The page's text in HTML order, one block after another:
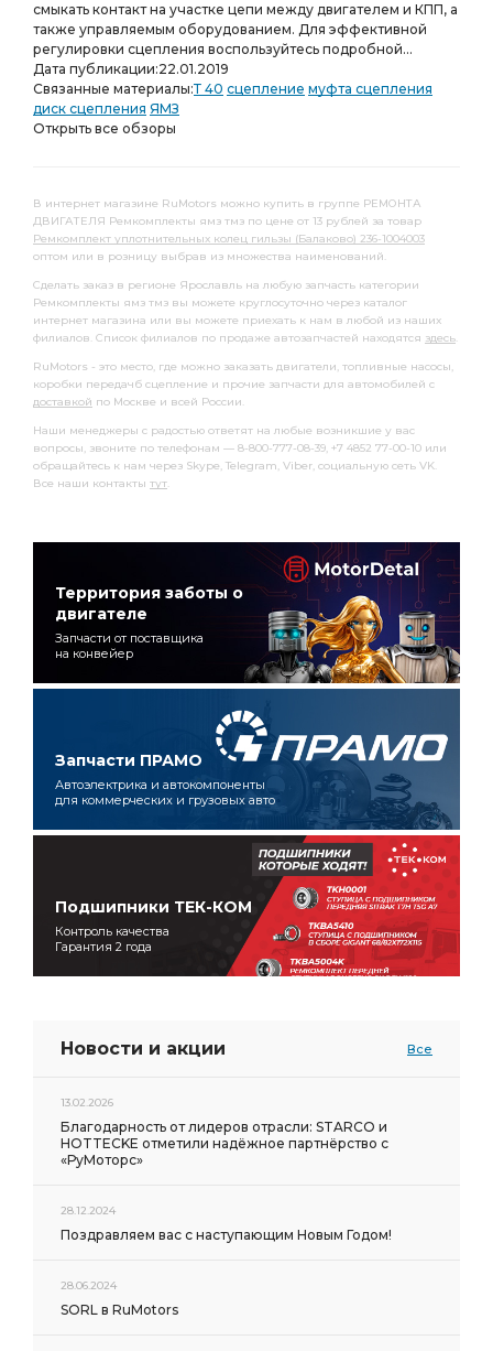
смыкать контакт на участке цепи между двигателем и КПП, а
также управляемым оборудованием. Для эффективной
регулировки сцепления воспользуйтесь подробной...
Дата публикации:22.01.2019
Связанные материалы:Т 40 сцепление муфта сцепления
диск сцепления ЯМЗ
Открыть все обзоры
В интернет магазине RuMotors можно купить в группе РЕМОНТА
ДВИГАТЕЛЯ Ремкомплекты ямз тмз по цене от 13 рублей за товар
Ремкомплект уплотнительных колец гильзы (Балаково) 236-1004003
оптом или в розницу выбрав из множества наименований.
Сделать заказ в регионе Ярославль на любую запчасть категории
Ремкомплекты ямз тмз вы можете круглосуточно через каталог
интернет магазина или вы можете приехать к нам в любой из наших
филиалов. Список филиалов по продаже автозапчастей находятся здесь.
RuMotors - это место, где можно заказать двигатели, топливные насосы,
коробки передачб сцепление и прочие запчасти для автомобилей с
доставкой по Москве и всей России.
Наши менеджеры с радостью ответят на любые возникшие у вас
вопросы, звоните по телефонам — 8-800-777-08-39, +7 4852 77-00-10 или
обращайтесь к нам через Skype, Telegram, Viber, социальную сеть VK.
Все наши контакты тут.
Территория заботы о
двигателе
Запчасти от поставщика
на конвейер
Запчасти ПРАМО
Автоэлектрика и автокомпоненты
для коммерческих и грузовых авто
Подшипники ТЕК-КОМ
Контроль качества
Гарантия 2 года
Новости и акции Все
13.02.2026
Благодарность от лидеров отрасли: STARCO и
HOTTECKE отметили надёжное партнёрство с
«РуМоторс»
28.12.2024
Поздравляем вас с наступающим Новым Годом!
28.06.2024
SORL в RuMotors